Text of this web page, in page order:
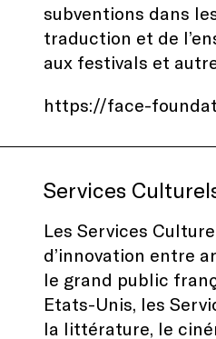
subventions dans
traduction et de
aux festivals et
https://face-
Services
Les Services
d’innovation entre
le grand public
Etats-Unis, les
la littérature, le